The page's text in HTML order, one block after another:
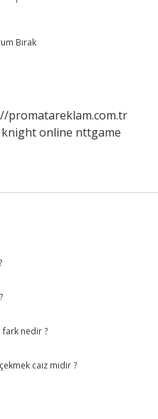
Bırak
promatareklam.com.tr
knight online nttgame
fark nedir ?
caiz midir ?